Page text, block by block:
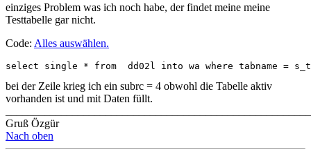
einziges Problem was ich noch habe, der findet meine meine
Testtabelle gar nicht.
Code: Alles auswählen.
select single * from  dd02l into wa where tabname =
bei der Zeile krieg ich ein subrc = 4 obwohl die Tabelle aktiv
vorhanden ist und mit Daten füllt.
Gruß Özgür
Nach oben